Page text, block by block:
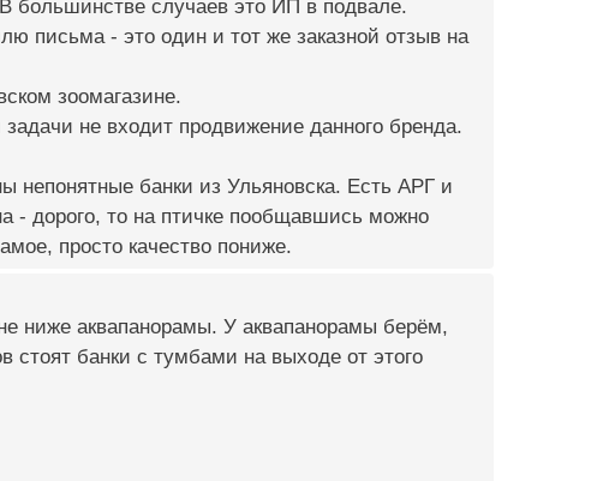
большинстве случаев это ИП в подвале.
письма - это один и тот же заказной отзыв на
зоомагазине.
не входит продвижение данного бренда.
непонятные банки из Ульяновска. Есть АРГ и
- дорого, то на птичке пообщавшись можно
просто качество пониже.
ниже аквапанорамы. У аквапанорамы берём,
стоят банки с тумбами на выходе от этого